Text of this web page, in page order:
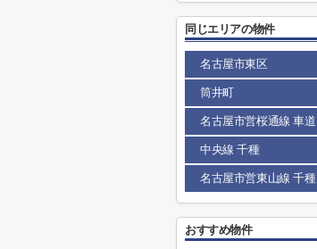
同じエリアの物件
名古屋市東区
筒井町
名古屋市営桜通線 車道
中央線 千種
名古屋市営東山線 千種
おすすめ物件